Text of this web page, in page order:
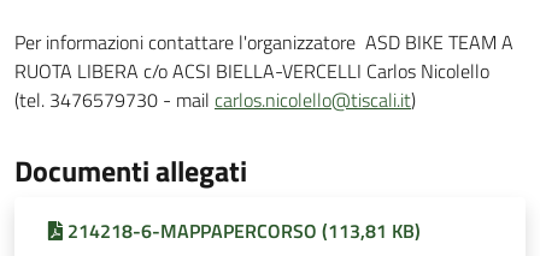
Per informazioni contattare l'organizzatore ASD BIKE TEAM A
RUOTA LIBERA c/o ACSI BIELLA-VERCELLI Carlos Nicolello
(tel. 3476579730 - mail carlos.nicolello@tiscali.it)
Documenti allegati
214218-6-MAPPAPERCORSO (113,81 KB)